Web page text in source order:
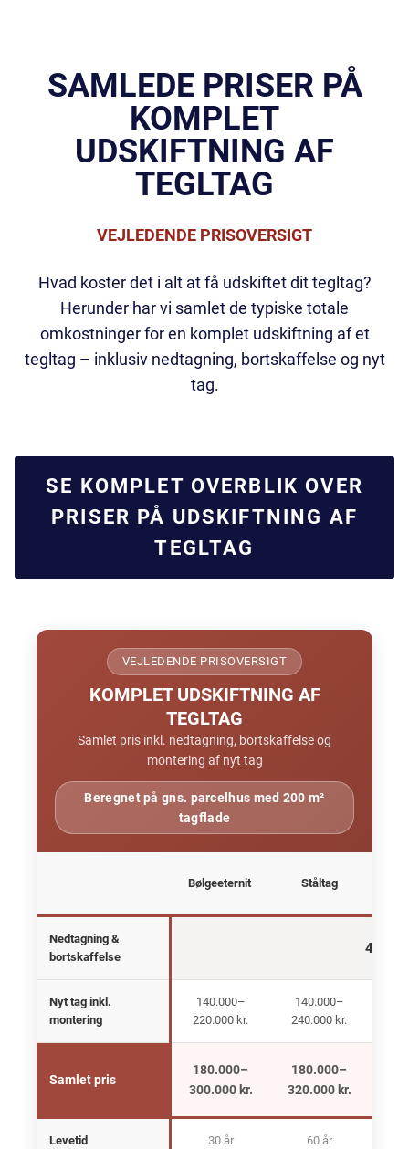
SAMLEDE PRISER PÅ
KOMPLET
UDSKIFTNING AF
TEGLTAG
VEJLEDENDE PRISOVERSIGT
Hvad koster det i alt at få udskiftet dit tegltag?
Herunder har vi samlet de typiske totale
omkostninger for en komplet udskiftning af et
tegltag – inklusiv nedtagning, bortskaffelse og nyt
tag.
SE KOMPLET OVERBLIK OVER
PRISER PÅ UDSKIFTNING AF
TEGLTAG
VEJLEDENDE PRISOVERSIGT
KOMPLET UDSKIFTNING AF
TEGLTAG
Samlet pris inkl. nedtagning, bortskaffelse og
montering af nyt tag
Beregnet på gns. parcelhus med 200 m²
tagflade
Bølgeeternit Ståltag
Nedtagning &
bortskaffelse
Nyt tag inkl.
montering
140.000–
220.000 kr.
140.000–
240.000 kr.
Samlet pris
180.000–
300.000 kr.
180.000–
320.000 kr.
Levetid 30 år 60 år